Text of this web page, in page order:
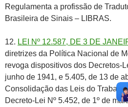
Regulamenta a profissão de
Brasileira de Sinais – LIBRAS.
12. LEI Nº 12.587, DE 3 DE
diretrizes da Política Nacional de
revoga dispositivos dos Decretos-
junho de 1941, e 5.405, de 13 de
Consolidação das Leis do
Decreto-Lei Nº 5.452, de 1º de